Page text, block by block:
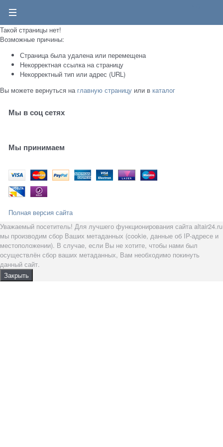
Такой страницы нет!
Возможные причины:
Страница была удалена или перемещена
Некорректная ссылка на страницу
Некорректный тип или адрес (URL)
Вы можете вернуться на главную страницу или в каталог
Мы в соц сетях
Мы принимаем
Полная версия сайта
Уважаемый посетитель! Для лучшего функционирования сайта altair24.ru
мы производим сбор Ваших метаданных (cookie, данные об IP-адресе и
местоположении). В случае, если Вы не хотите, чтобы нами был
осуществлён сбор ваших метаданных, Вам необходимо покинуть
данный сайт.
Закрыть